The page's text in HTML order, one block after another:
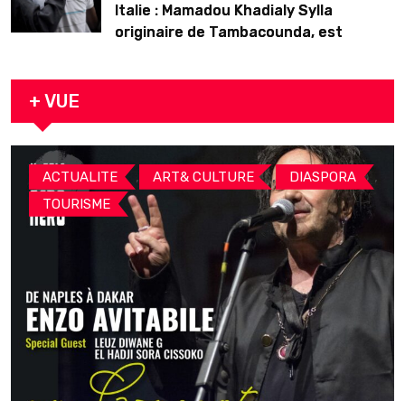
Italie : Mamadou Khadialy Sylla
originaire de Tambacounda, est
+ VUE
ACTUALITE , ART& CULTURE , DIASPORA ,
TOURISME